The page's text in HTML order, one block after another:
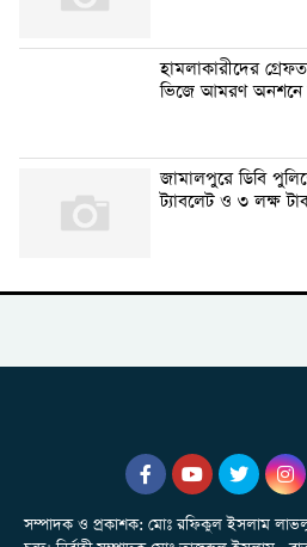
হামলাকারীদের
ভিজে আমরণ অনশনে
জামালপুরে ডিবি
ট্যাবলেট ও ৩ লক্ষ
সম্পাদক ও প্রকাশক: মোঃ রফিকুল ইসলাম